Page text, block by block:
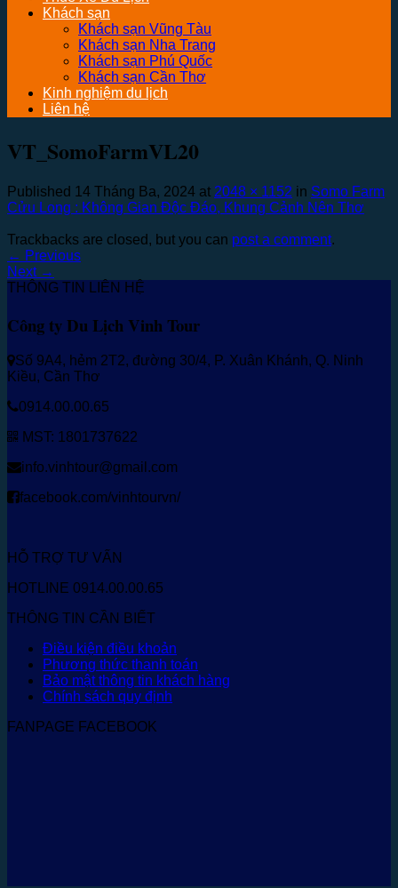
Khách sạn
Khách sạn Vũng Tàu
Khách sạn Nha Trang
Khách sạn Phú Quốc
Khách sạn Cần Thơ
Kinh nghiệm du lịch
Liên hệ
VT_SomoFarmVL20
Published 14 Tháng Ba, 2024 at 2048 × 1152 in Somo Farm
Cửu Long : Không Gian Độc Đáo, Khung Cảnh Nên Thơ
Trackbacks are closed, but you can post a comment.
← Previous
Next →
THÔNG TIN LIÊN HỆ
Công ty Du Lịch Vinh Tour
Số 9A4, hẻm 2T2, đường 30/4, P. Xuân Khánh, Q. Ninh
Kiều, Cần Thơ
0914.00.00.65
MST: 1801737622
info.vinhtour@gmail.com
facebook.com/vinhtourvn/
HỖ TRỢ TƯ VẤN
HOTLINE 0914.00.00.65
THÔNG TIN CẦN BIẾT
Điều kiện điều khoản
Phương thức thanh toán
Bảo mật thông tin khách hàng
Chính sách quy định
FANPAGE FACEBOOK